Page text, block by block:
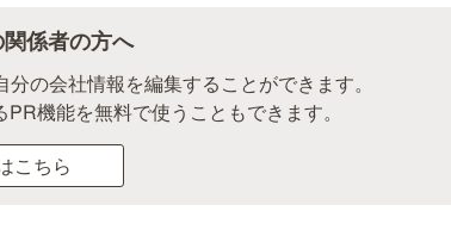
係者の方へ
の会社情報を編集することができます。
機能を無料で使うこともできます。
こちら